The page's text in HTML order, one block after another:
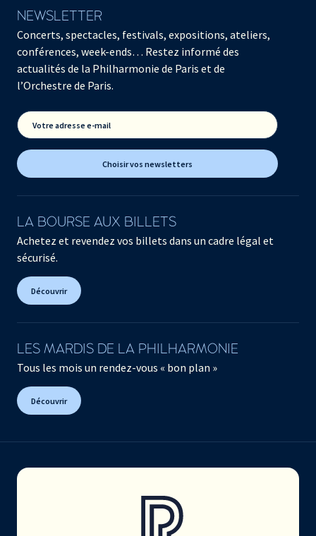
NEWSLETTER
Concerts, spectacles, festivals, expositions, ateliers,
conférences, week-ends… Restez informé des
actualités de la Philharmonie de Paris et de
l’Orchestre de Paris.
Votre adresse e-mail
Choisir vos newsletters
LA BOURSE AUX BILLETS
Achetez et revendez vos billets dans un cadre légal et
sécurisé.
Découvrir
LES MARDIS DE LA PHILHARMONIE
Tous les mois un rendez-vous « bon plan »
Découvrir